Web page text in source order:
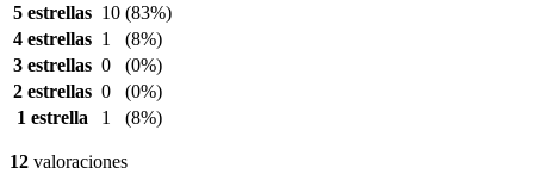
5 estrellas 10 (83%)
4 estrellas 1
(8%)
3 estrellas 0
(0%)
2 estrellas 0
(0%)
1 estrella
1 (8%)
12 valoraciones